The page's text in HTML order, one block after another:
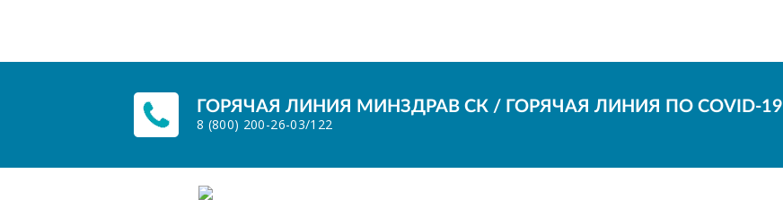
ГОРЯЧАЯ ЛИНИЯ МИНЗДРАВ СК / ГОРЯЧАЯ ЛИНИЯ ПО COVID-19
8 (800) 200-26-03/122